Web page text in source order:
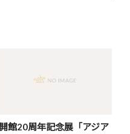
開館20周年記念展「アジア